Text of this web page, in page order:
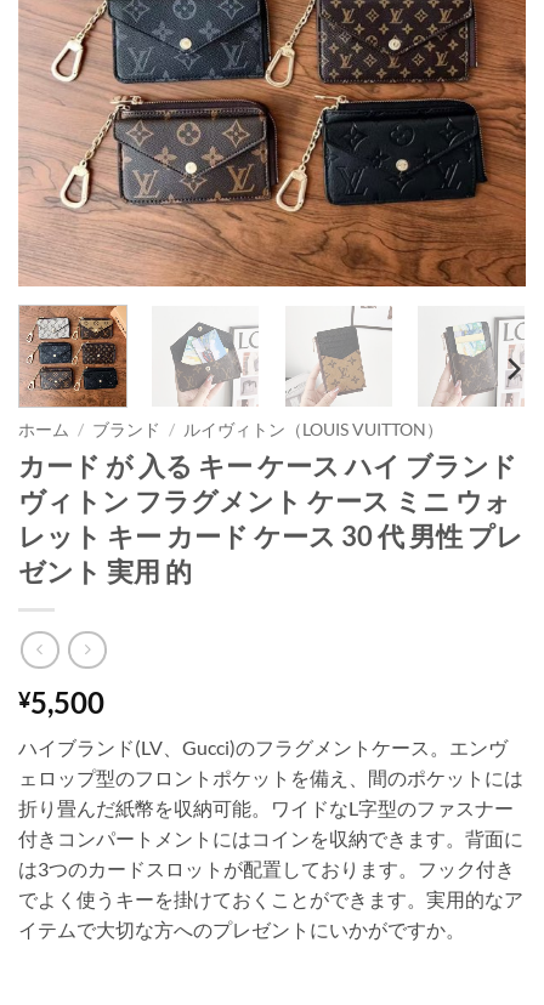
ホーム / ブランド / ルイヴィトン（LOUIS VUITTON）
カード が 入る キー ケース ハイ ブランド
ヴィトン フラグメント ケース ミニ ウォ
レット キー カード ケース 30 代 男性 プレ
ゼント 実用 的
¥5,500
ハイブランド(LV、Gucci)のフラグメントケース。エンヴ
ェロップ型のフロントポケットを備え、間のポケットには
折り畳んだ紙幣を収納可能。ワイドなL字型のファスナー
付きコンパートメントにはコインを収納できます。背面に
は3つのカードスロットが配置しております。フック付き
でよく使うキーを掛けておくことができます。実用的なア
イテムで大切な方へのプレゼントにいかがですか。